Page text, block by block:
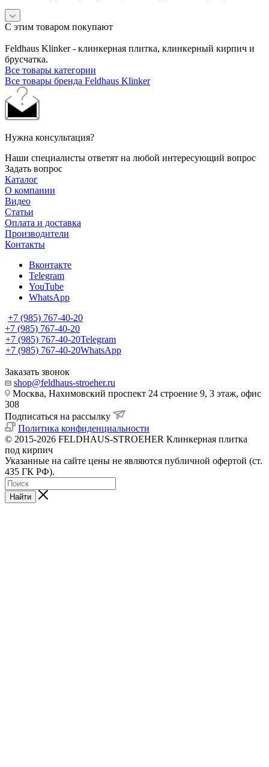
С этим товаром покупают
Feldhaus Klinker - клинкерная плитка, клинкерный кирпич и
брусчатка.
Все товары категории
Все товары бренда Feldhaus Klinker
Нужна консультация?
Наши специалисты ответят на любой интересующий вопрос
Задать вопрос
Каталог
О компании
Видео
Статьи
Оплата и доставка
Производители
Контакты
Вконтакте
Telegram
YouTube
WhatsApp
+7 (985) 767-40-20
+7 (985) 767-40-20
+7 (985) 767-40-20Telegram
+7 (985) 767-40-20WhatsApp
Заказать звонок
shop@feldhaus-stroeher.ru
Москва, Нахимовский проспект 24 строение 9, 3 этаж, офис
308
Подписаться на рассылку
Политика конфиденциальности
© 2015-2026 FELDHAUS-STROEHER Клинкерная плитка
под кирпич
Указанные на сайте цены не являются публичной офертой (ст.
435 ГК РФ).
Найти